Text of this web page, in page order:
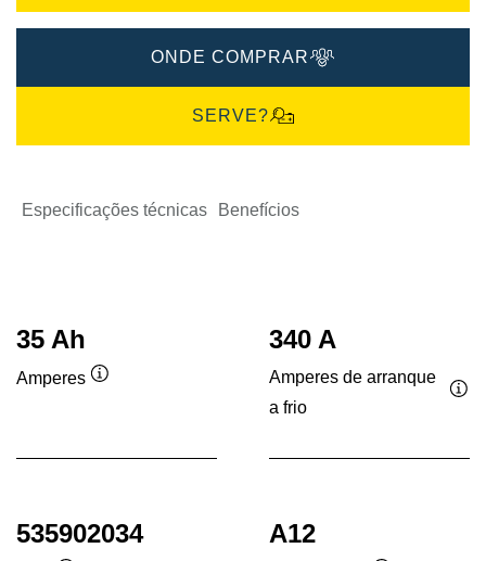
ONDE COMPRAR
SERVE?
Especificações técnicas Benefícios
35 Ah
Amperes
340 A
Amperes de arranque
a frio
535902034 A12